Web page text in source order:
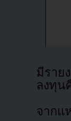
มีราย
ลงทุน
จากแ